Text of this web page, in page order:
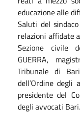
educazione alle
Saluti del
relazioni affidate
Sezione civile
GUERRA,
Tribunale di
dell’Ordine degli
presidente del
degli avvocati Bari.